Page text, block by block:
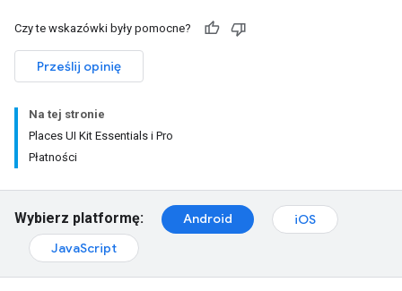
Czy te wskazówki były pomocne?
Prześlij opinię
Na tej stronie
Places UI Kit Essentials i Pro
Płatności
Wybierz platformę: Android
iOS
JavaScript